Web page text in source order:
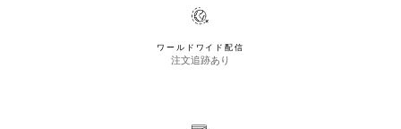
ワールドワイド配信
注文追跡あり